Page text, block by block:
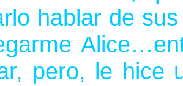
hablar de
pero, le hice